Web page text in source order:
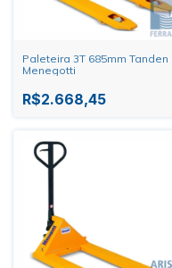
Paleteira 3T 685mm Tanden
Menegotti
R$2.668,45